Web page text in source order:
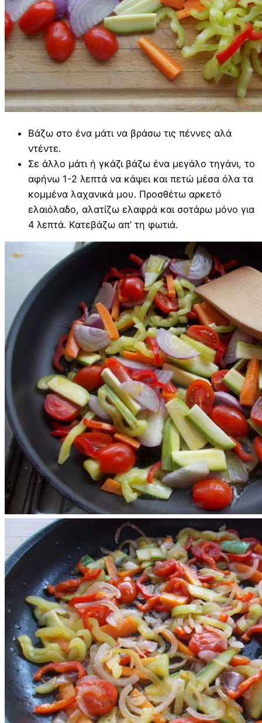
Βάζω στο ένα μάτι να βράσω τις πέννες αλά
ντέντε.
Σε άλλο μάτι ή γκάζι βάζω ένα μεγάλο τηγάνι, το
αφήνω 1-2 λεπτά να κάψει και πετώ μέσα όλα τα
κομμένα λαχανικά μου. Προσθέτω αρκετό
ελαιόλαδο, αλατίζω ελαφρά και σοτάρω μόνο για
4 λεπτά. Κατεβάζω απ’ τη φωτιά.